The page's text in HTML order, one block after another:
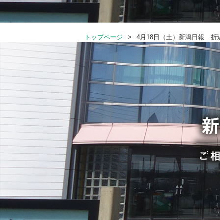
トップページ 4月18日（土）新潟日報 折